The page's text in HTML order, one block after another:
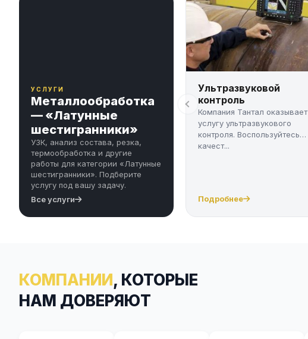
УСЛУГИ
Металлообработка
— «Латунные
шестигранники»
УЗК, анализ состава, резка,
термообработка и другие
работы для категории «Латунные
шестигранники». Подберите
услугу под вашу задачу.
Все услуги
Ультразвуковой
контроль
Компания Тантал оказывает
услугу ультразвукового
контроля. Воспользуйтесь
качест...
Подробнее
КОМПАНИИ, КОТОРЫЕ
НАМ ДОВЕРЯЮТ